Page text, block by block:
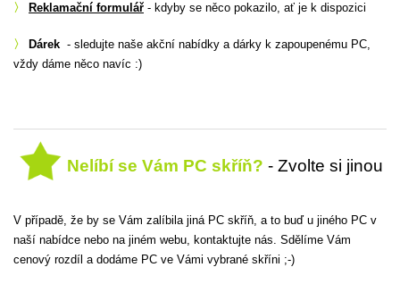
〉 Reklamační formulář - kdyby se něco pokazilo, ať je k dispozici
〉 Dárek - sledujte naše akční nabídky a dárky k zapoupenému PC,
vždy dáme něco navíc :)
Nelíbí se Vám PC skříň? - Zvolte si jinou
V případě, že by se Vám zalíbila jiná PC skříň, a to buď u jiného PC v
naší nabídce nebo na jiném webu, kontaktujte nás. Sdělíme Vám
cenový rozdíl a dodáme PC ve Vámi vybrané skříni ;-)